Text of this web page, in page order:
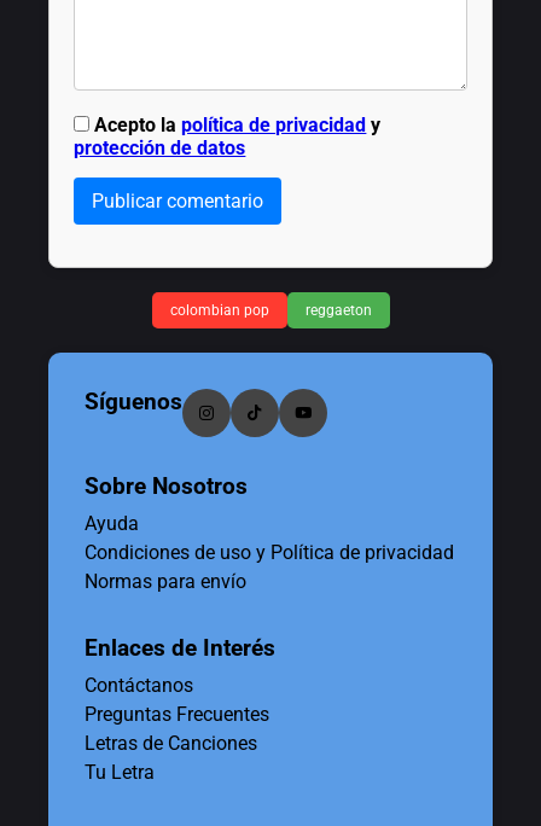
Acepto lapolítica de privacidad y
protección de datos
Publicar comentario
colombian pop reggaeton
Síguenos
Sobre Nosotros
Ayuda
Condiciones de uso y Política de privacidad
Normas para envío
Enlaces de Interés
Contáctanos
Preguntas Frecuentes
Letras de Canciones
Tu Letra